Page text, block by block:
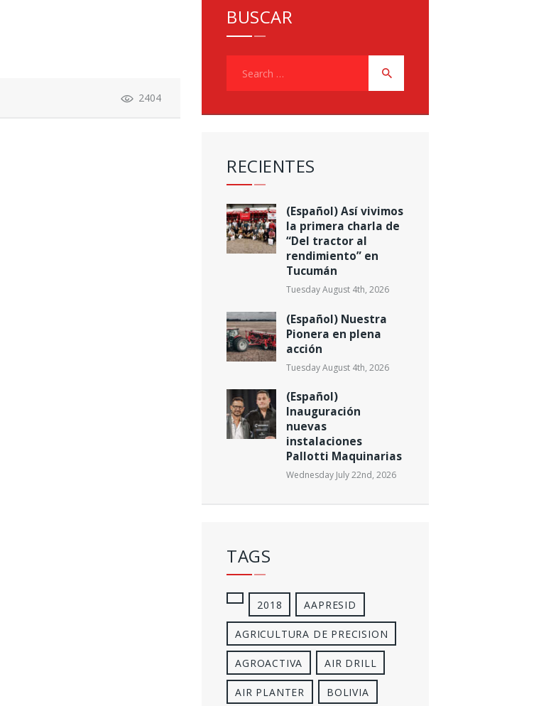
2404
BUSCAR
RECIENTES
(Español) Así vivimos
la primera charla de
“Del tractor al
rendimiento” en
Tucumán
Tuesday August 4th, 2026
(Español) Nuestra
Pionera en plena
acción
Tuesday August 4th, 2026
(Español)
Inauguración
nuevas
instalaciones
Pallotti Maquinarias
Wednesday July 22nd, 2026
TAGS
2018 AAPRESID
AGRICULTURA DE PRECISION
AGROACTIVA AIR DRILL
AIR PLANTER BOLIVIA